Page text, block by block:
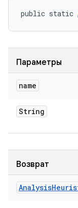
public static
Параметры
name
String
Возврат
Analysis